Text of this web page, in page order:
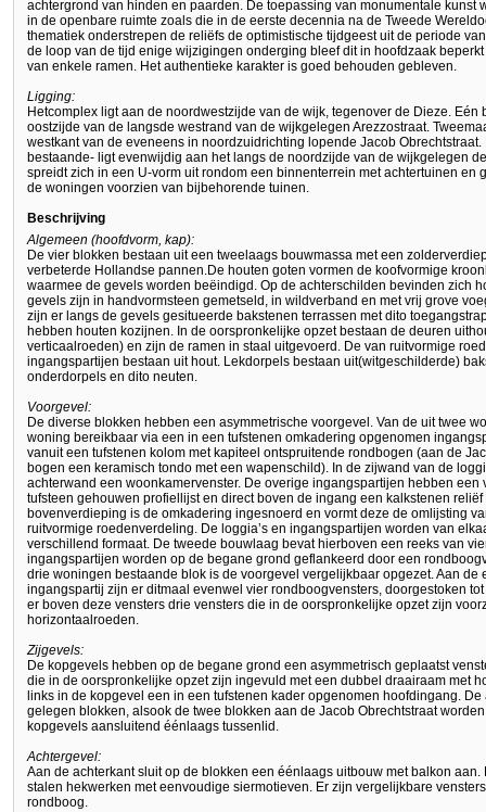
achtergrond van hinden en paarden. De toepassing van monumentale kunst
in de openbare ruimte zoals die in de eerste decennia na de Tweede
thematiek onderstrepen de reliëfs de optimistische tijdgeest uit de periode
de loop van de tijd enige wijzigingen onderging bleef dit in hoofdzaak
van enkele ramen. Het authentieke karakter is goed behouden gebleven.
Ligging:
Hetcomplex ligt aan de noordwestzijde van de wijk, tegenover de Dieze.
oostzijde van de langsde westrand van de wijkgelegen Arezzostraat.
westkant van de eveneens in noordzuidrichting lopende Jacob
bestaande- ligt evenwijdig aan het langs de noordzijde van de wijkgelegen
spreidt zich in een U-vorm uit rondom een binnenterrein met achtertuinen en
de woningen voorzien van bijbehorende tuinen.
Beschrijving
Algemeen (hoofdvorm, kap):
De vier blokken bestaan uit een tweelaags bouwmassa met een
verbeterde Hollandse pannen.De houten goten vormen de koofvormige
waarmee de gevels worden beëindigd. Op de achterschilden bevinden zich
gevels zijn in handvormsteen gemetseld, in wildverband en met vrij grove
zijn er langs de gevels gesitueerde bakstenen terrassen met dito
hebben houten kozijnen. In de oorspronkelijke opzet bestaan de deuren
verticaalroeden) en zijn de ramen in staal uitgevoerd. De van ruitvormige
ingangspartijen bestaan uit hout. Lekdorpels bestaan uit(witgeschilderde)
onderdorpels en dito neuten.
Voorgevel:
De diverse blokken hebben een asymmetrische voorgevel. Van de uit twee
woning bereikbaar via een in een tufstenen omkadering opgenomen
vanuit een tufstenen kolom met kapiteel ontspruitende rondbogen (aan de
bogen een keramisch tondo met een wapenschild). In de zijwand van de
achterwand een woonkamervenster. De overige ingangspartijen hebben
tufsteen gehouwen profiellijst en direct boven de ingang een kalkstenen
bovenverdieping is de omkadering ingesnoerd en vormt deze de omlijsting
ruitvormige roedenverdeling. De loggia’s en ingangspartijen worden van
verschillend formaat. De tweede bouwlaag bevat hierboven een reeks van
ingangspartijen worden op de begane grond geflankeerd door een
drie woningen bestaande blok is de voorgevel vergelijkbaar opgezet. Aan de
ingangspartij zijn er ditmaal evenwel vier rondboogvensters, doorgestoken
er boven deze vensters drie vensters die in de oorspronkelijke opzet zijn
horizontaalroeden.
Zijgevels:
De kopgevels hebben op de begane grond een asymmetrisch geplaatst
die in de oorspronkelijke opzet zijn ingevuld met een dubbel draairaam met
links in de kopgevel een in een tufstenen kader opgenomen hoofdingang.
gelegen blokken, alsook de twee blokken aan de Jacob Obrechtstraat
kopgevels aansluitend éénlaags tussenlid.
Achtergevel:
Aan de achterkant sluit op de blokken een éénlaags uitbouw met balkon
stalen hekwerken met eenvoudige siermotieven. Er zijn vergelijkbare
rondboog.